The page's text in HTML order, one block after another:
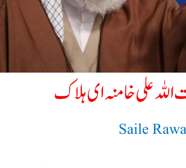
علی خامنہ ای ہلاک
Saile